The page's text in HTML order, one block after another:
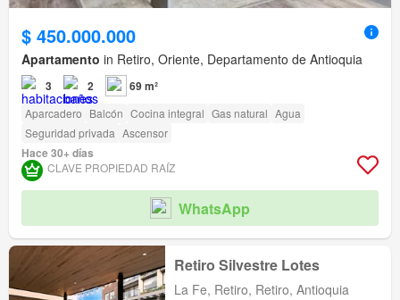
$ 450.000.000
Apartamento in Retiro, Oriente, Departamento de Antioquia
3 2 69 m²
Aparcadero Balcón Cocina integral Gas natural Agua
Seguridad privada Ascensor
Hace 30+ días
CLAVE PROPIEDAD RAÍZ
WhatsApp
Retiro Silvestre Lotes
La Fe, Retiro, Retiro, Antioquia